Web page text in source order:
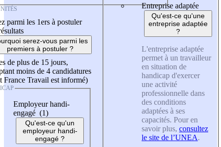
parmi les 1ers à postuler
serez-vous parmi les
premiers à postuler ?
de plus de 15 jours,
moins de 4 candidatures
France Travail est informé)
Employeur handi-
engagé (1)
Qu'est-ce qu'un
employeur handi-
engagé ?
Entreprise adaptée
Qu'est-ce qu'une
entreprise adaptée
?
L'entreprise adaptée
permet à un travailleur
en situation de
handicap d'exercer
une activité
professionnelle dans
des conditions
adaptées à ses
capacités. Pour en
savoir plus, consultez
le site de l’UNEA.